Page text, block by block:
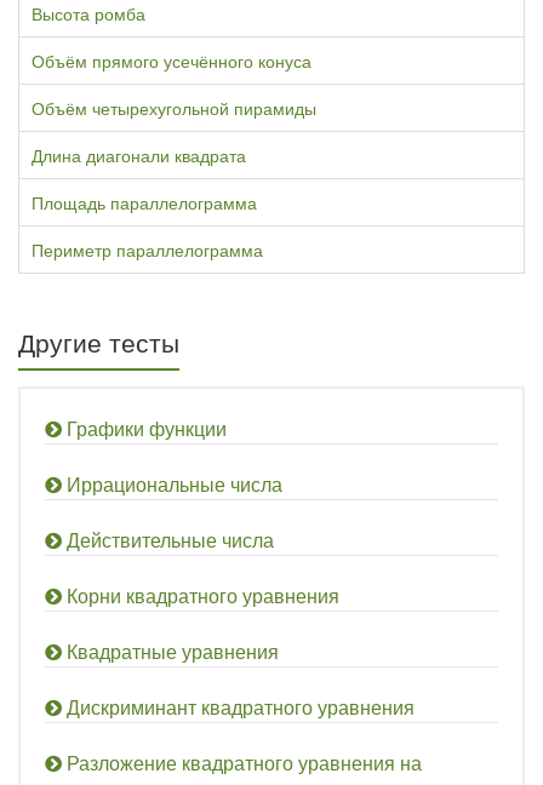
Высота ромба
Объём прямого усечённого конуса
Объём четырехугольной пирамиды
Длина диагонали квадрата
Площадь параллелограмма
Периметр параллелограмма
Другие тесты
Графики функции
Иррациональные числа
Действительные числа
Корни квадратного уравнения
Квадратные уравнения
Дискриминант квадратного уравнения
Разложение квадратного уравнения на